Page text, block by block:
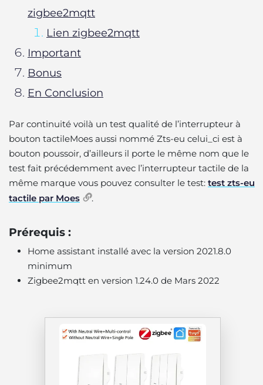
zigbee2mqtt
Lien zigbee2mqtt
Important
Bonus
En Conclusion
Par continuité voilà un test qualité de l’interrupteur à
bouton tactileMoes aussi nommé Zts-eu celui_ci est à
bouton poussoir, d’ailleurs il porte le même nom que le
test fait précédemment avec l’interrupteur tactile de la
même marque vous pouvez consulter le test: test zts-eu
tactile par Moes
.
Prérequis :
Home assistant installé avec la version 2021.8.0
minimum
Zigbee2mqtt en version 1.24.0 de Mars 2022